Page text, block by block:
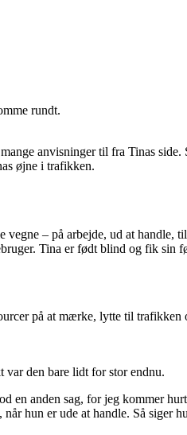
rundt.
anvisninger til fra Tinas
øjne i trafikken.
– på arbejde, ud at handle,
Tina er født blind og fik sin
på at mærke, lytte til
var den bare lidt for stor endnu.
en anden sag, for jeg kommer
hun er ude at handle. Så siger